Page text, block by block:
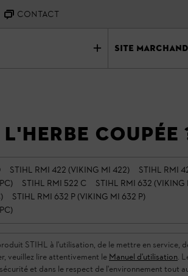
CONTACT
Site marchand
coupée
STIHL RMI 422 (VIKING MI 422)
STIHL RMI
STIHL RMI 522 C
STIHL RMI 632 (VIKING
STIHL RMI 632 P (VIKING MI 632 P)
STIHL à l'utilisation, de le mettre en service,
veuillez lire attentivement leManuel d'utilisation.
et dans le respect de l'environnement tout